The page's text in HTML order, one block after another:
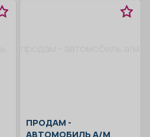
продам - автомобиль а/м
ПРОДАМ -
АВТОМОБИЛЬ А/М